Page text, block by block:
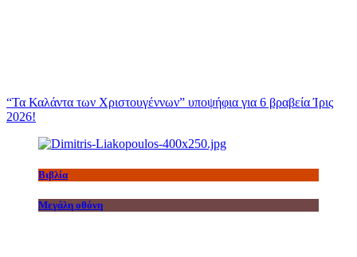
“Τα Καλάντα των Χριστουγέννων” υποψήφια για 6 βραβεία Ίρις
2026!
Βιβλία
Μεγάλη οθόνη